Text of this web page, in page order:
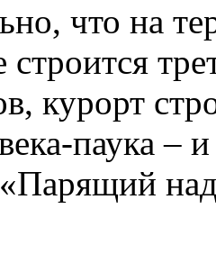
что на
курорт
паука –